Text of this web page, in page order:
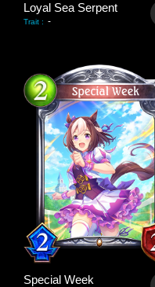
Loyal Sea Serpent
Trait : -
Special Week